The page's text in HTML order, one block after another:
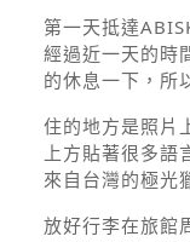
第一天抵達
經過近一天的時
的休息一下，所
住的地方是照片
上方貼著很多
來自台灣的極
放好行李在旅館